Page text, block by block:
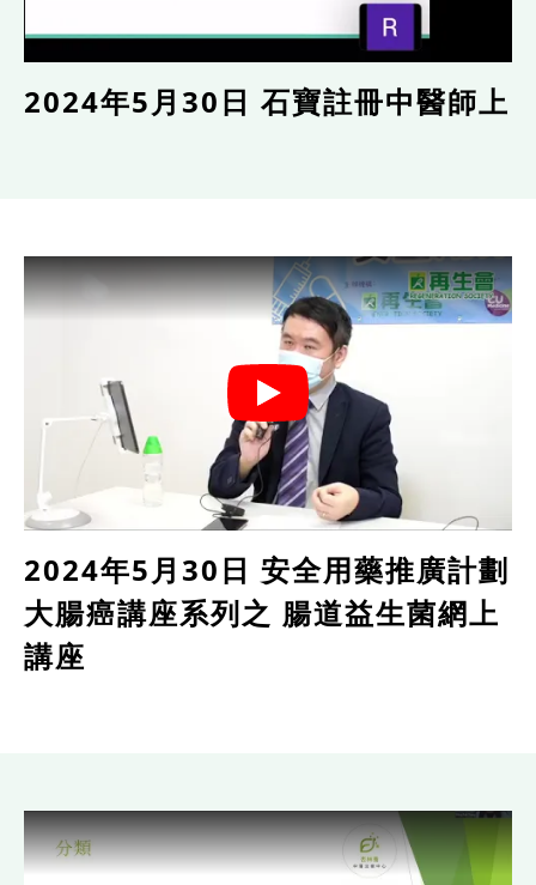
2024年5月30日 石寶註冊中醫師上
2024年5月30日 安全用藥推廣計劃
大腸癌講座系列之 腸道益生菌網上
講座